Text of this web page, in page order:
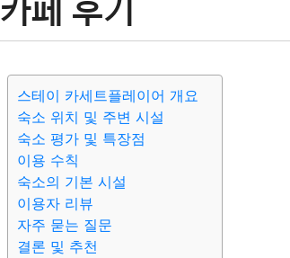
카페 후기
스테이 카세트플레이어 개요
숙소 위치 및 주변 시설
숙소 평가 및 특장점
이용 수칙
숙소의 기본 시설
이용자 리뷰
자주 묻는 질문
결론 및 추천